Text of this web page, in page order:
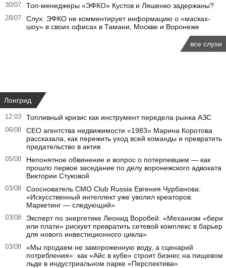
30/07 Топ-менеджеры «ЭФКО» Кустов и Ляшенко задержаны?
28/07
Слух: ЭФКО не комментирует информацию о «масках-
шоу» в своих офисах в Тамани, Москве и Воронеже
все слухи
Лонгрид
12:03 Топливный кризис как инструмент передела рынка АЗС
06/08
CEO агентства недвижимости «1983» Марина Коротова
рассказала, как пережить уход всей команды и превратить
предательство в актив
05/08
Непонятное обвинение и вопрос о потерпевшем — как
прошло первое заседание по делу воронежского адвоката
Виктории Стуковой
03/08
Сооснователь CMO Club Russia Евгения Чурбанова:
«Искусственный интеллект уже уволил креаторов.
Маркетинг — следующий»
03/08
Эксперт по энергетике Леонид Воробей: «Механизм «бери
или плати» рискует превратить сетевой комплекс в барьер
для нового инвестиционного цикла»
03/08
«Мы продаем не замороженную воду, а сценарий
потребления»: как «Айс в кубе» строит бизнес на пищевом
льде в индустриальном парке «Перспектива»